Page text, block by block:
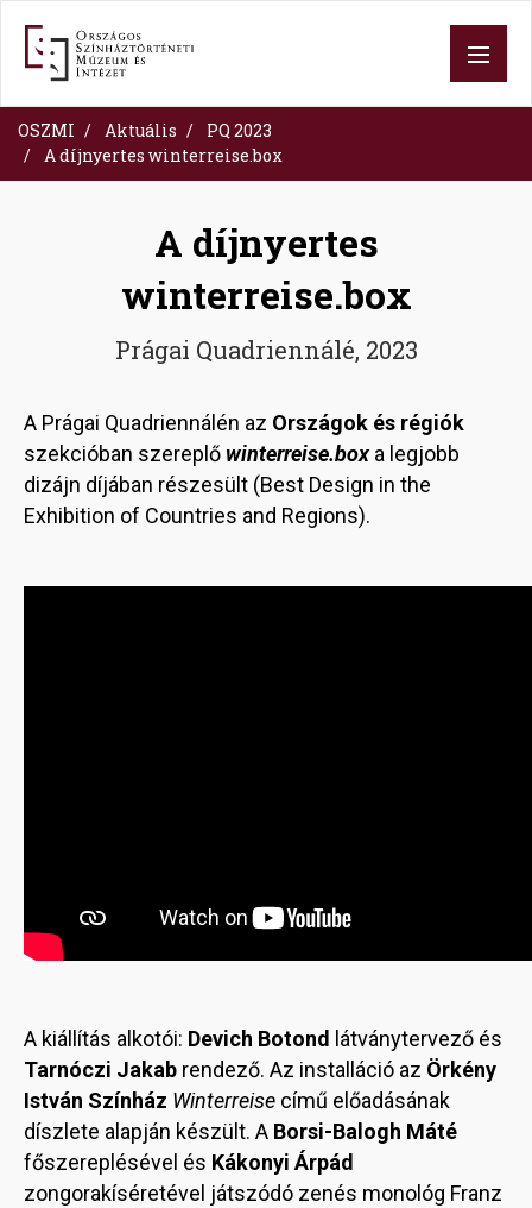
content
OSZMI Aktuális
PQ 2023
A díjnyertes winterreise.box
A díjnyertes
winterreise.box
Prágai Quadriennálé, 2023
A Prágai Quadriennálén az Országok és régiók
szekcióban szereplő winterreise.boxa legjobb
dizájn díjában részesült (Best Design in the
Exhibition of Countries and Regions).
A kiállítás alkotói: Devich Botond látványtervező és
Tarnóczi Jakab rendező. Az installáció az Örkény
István Színház Winterreise című előadásának
díszlete alapján készült. A Borsi-Balogh Máté
főszereplésével és Kákonyi Árpád
zongorakíséretével játszódó zenés monológ Franz